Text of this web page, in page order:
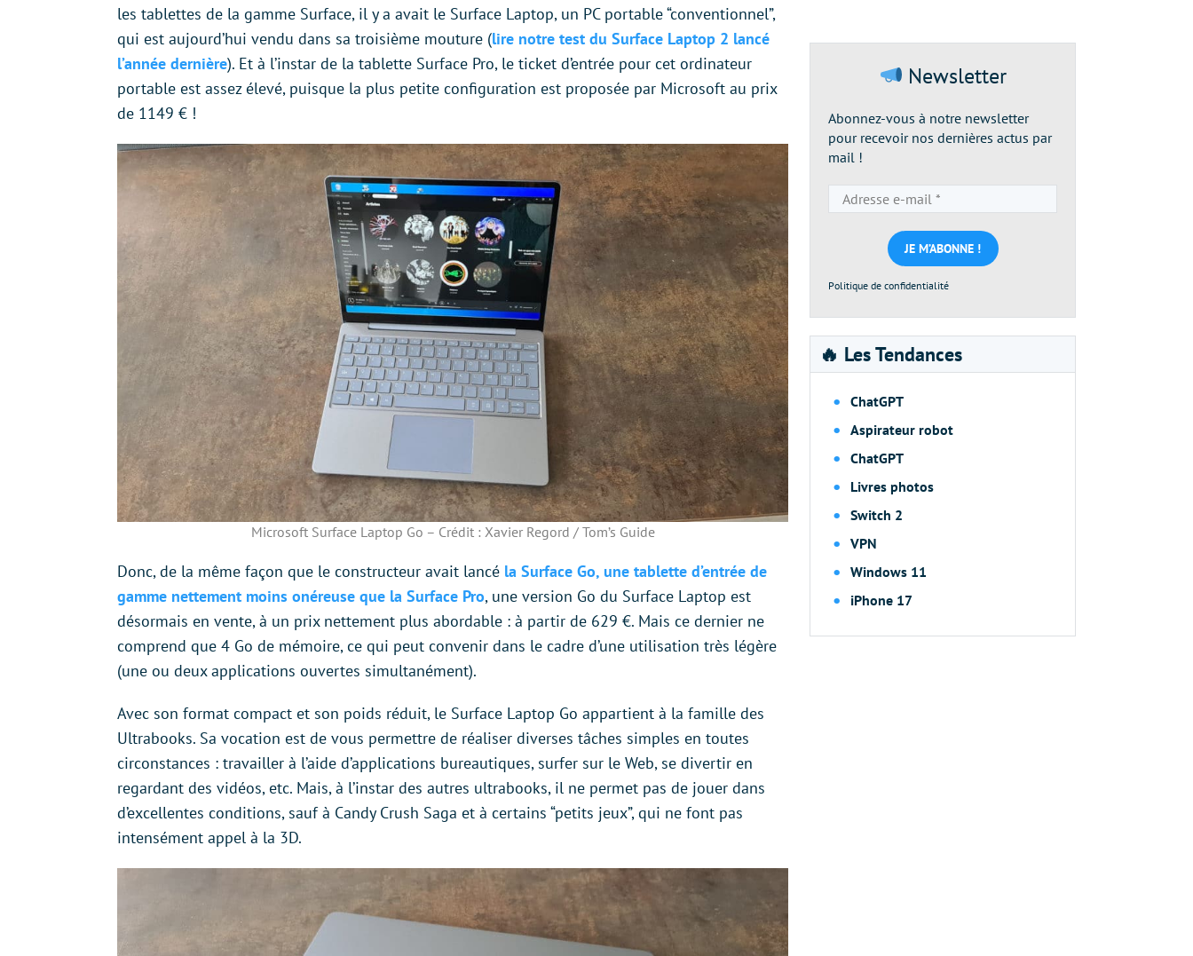
les tablettes de la gamme Surface, il y a avait le Surface Laptop, un PC portable “conventionnel”,
qui est aujourd’hui vendu dans sa troisième mouture (lire notre test du Surface Laptop 2 lancé
l’année dernière). Et à l’instar de la tablette Surface Pro, le ticket d’entrée pour cet ordinateur
portable est assez élevé, puisque la plus petite configuration est proposée par Microsoft au prix
de 1149 € !
Microsoft Surface Laptop Go – Crédit : Xavier Regord / Tom’s Guide
Donc, de la même façon que le constructeur avait lancé la Surface Go, une tablette d’entrée de
gamme nettement moins onéreuse que la Surface Pro, une version Go du Surface Laptop est
désormais en vente, à un prix nettement plus abordable : à partir de 629 €. Mais ce dernier ne
comprend que 4 Go de mémoire, ce qui peut convenir dans le cadre d’une utilisation très légère
(une ou deux applications ouvertes simultanément).
Avec son format compact et son poids réduit, le Surface Laptop Go appartient à la famille des
Ultrabooks. Sa vocation est de vous permettre de réaliser diverses tâches simples en toutes
circonstances : travailler à l’aide d’applications bureautiques, surfer sur le Web, se divertir en
regardant des vidéos, etc. Mais, à l’instar des autres ultrabooks, il ne permet pas de jouer dans
d’excellentes conditions, sauf à Candy Crush Saga et à certains “petits jeux”, qui ne font pas
intensément appel à la 3D.
Newsletter
Abonnez-vous à notre newsletter
pour recevoir nos dernières actus par
mail !
e-
mail
*
Politique de confidentialité
🔥 Les Tendances
ChatGPT
Aspirateur robot
ChatGPT
Livres photos
Switch 2
VPN
Windows 11
iPhone 17